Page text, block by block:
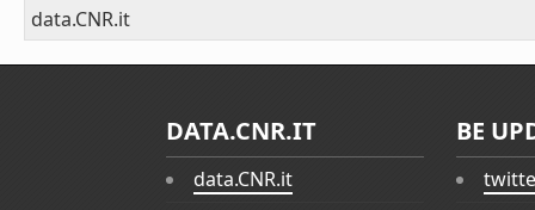
data.CNR.it
DATA.CNR.IT
data.CNR.it
BE